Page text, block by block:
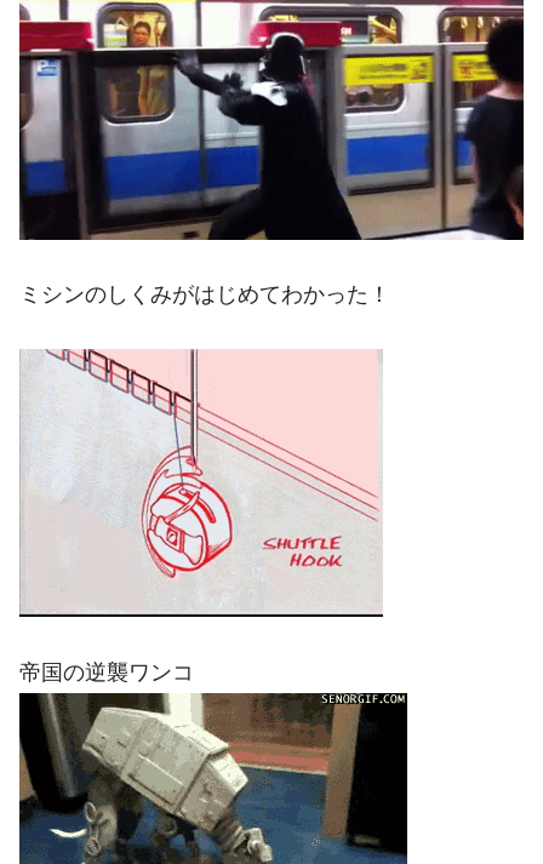
ミシンのしくみがはじめてわかった！
帝国の逆襲ワンコ